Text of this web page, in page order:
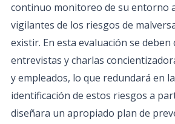
continuo monitoreo de su entorno
vigilantes de los riesgos de
existir. En esta evaluación se
entrevistas y charlas
y empleados, lo que redundará en
identificación de estos riesgos a
diseñara un apropiado plan de